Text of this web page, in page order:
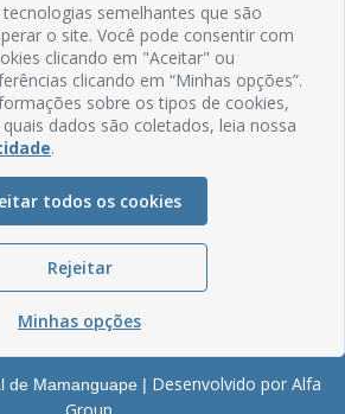
à Sexta, das 08h às 13h
do Site
frequentes
Glossário
Internos
de Mamanguape | Desenvolvido por Alfa
semelhantes que são
o site. Você pode consentir com
clicando em "Aceitar" ou
clicando em “Minhas opções”.
sobre os tipos de cookies,
dados são coletados, leia nossa
.
todos os cookies
Rejeitar
Minhas opções